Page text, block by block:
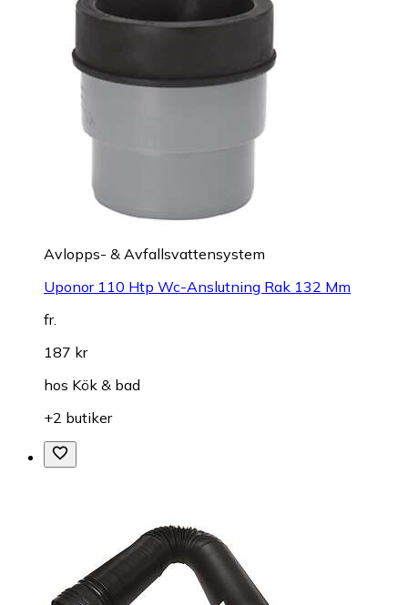
Avlopps- & Avfallsvattensystem
Uponor 110 Htp Wc-Anslutning Rak 132 Mm
fr.
187 kr
hos Kök & bad
+2 butiker